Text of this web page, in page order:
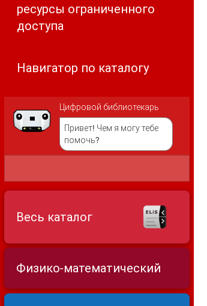
ресурсы ограниченного
доступа
Навигатор по каталогу
Цифровой библиотекарь
Привет! Чем я могу тебе
помочь?
Весь каталог
Физико-математический